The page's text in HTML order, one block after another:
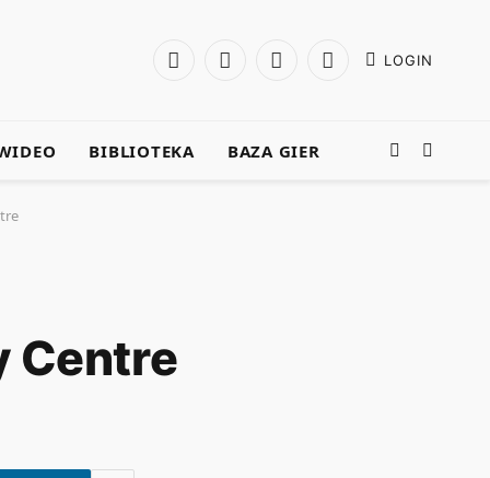
Facebook
X
InstagramYouTube
LOGIN
BIBLIOTEKA BAZA GIER
Centre